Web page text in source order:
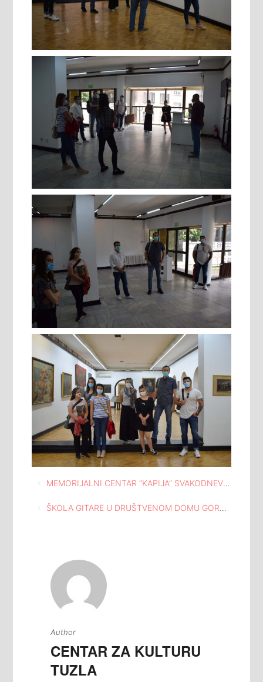
Navigacija
članaka
MEMORIJALNI CENTAR “KAPIJA” SVAKODNEVNO POSJEĆUJU NEFORMALNE GRUPE GRAĐANA
ŠKOLA GITARE U DRUŠTVENOM DOMU GORNJA TUZLA NASTAVLJA SA RADOM
Author
CENTAR ZA KULTURU
TUZLA